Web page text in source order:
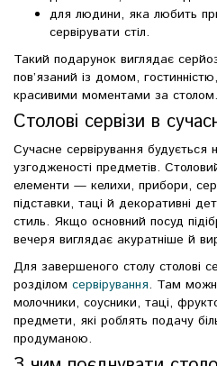
для людини, яка любить
сервірувати стіл.
Такий подарунок виглядає
пов’язаний із домом,
красивими моментами за столом.
Столові сервізи в
Сучасне сервірування
узгодженості предметів.
елементи — келихи, прибори,
підставки, таці й декоративні
стиль. Якщо основний посуд
вечеря виглядає акуратніше й
Для завершеного столу столові
розділом сервірування. Там
молочники, соусники, таці,
предмети, які роблять подачу
продуманою.